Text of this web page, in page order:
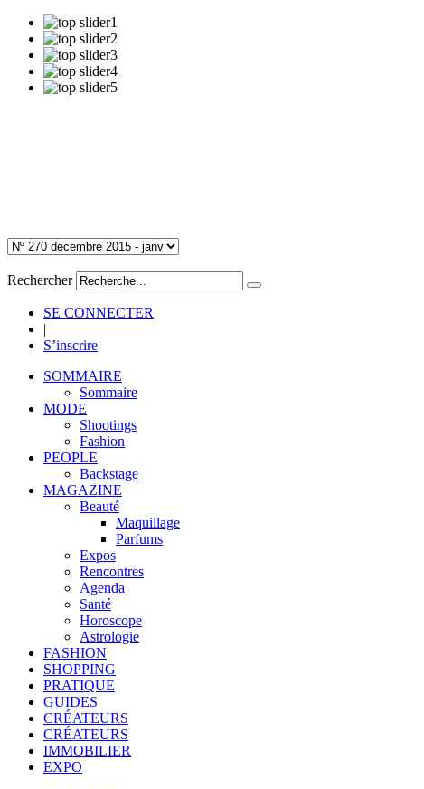
Rechercher
SE CONNECTER
|
S’inscrire
SOMMAIRE
Sommaire
MODE
Shootings
Fashion
PEOPLE
Backstage
MAGAZINE
Beauté
Maquillage
Parfums
Expos
Rencontres
Agenda
Santé
Horoscope
Astrologie
FASHION
SHOPPING
PRATIQUE
GUIDES
CRÉATEURS
CRÉATEURS
IMMOBILIER
EXPO